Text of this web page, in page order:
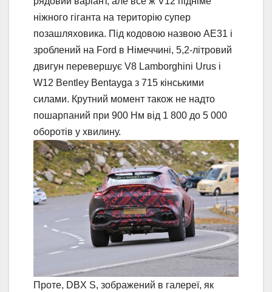
ніжного гіганта на територію супер
позашляховика. Під кодовою назвою AE31 і
зроблений на Ford в Німеччині, 5,2-літровий
двигун перевершує V8 Lamborghini Urus і
W12 Bentley Bentayga з 715 кінськими
силами. Крутний момент також не надто
пошарпаний при 900 Нм від 1 800 до 5 000
оборотів у хвилину.
Проте, DBX S, зображений в галереї, як